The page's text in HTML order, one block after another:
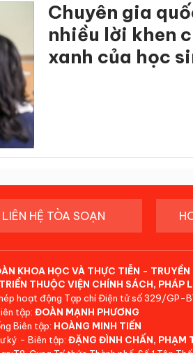
Chuyên gia
nhiều lời khen
xanh của học
LIÊN HỆ TÒA SOẠN
KHOA HỌC VÀ THỰC TIỄN -
THUỘC VIỆN CHÍNH SÁCH, PHÁP
hoạt động Tạp chí Điện tử số 329/GP-
tập: ĐOÀN MẠNH PHƯƠNG
Biên tập: HOÀNG MINH TIẾN
ký - Biên tập: ĐẶNG ĐÌNH CHẤN, PHẠM